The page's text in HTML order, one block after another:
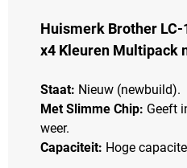
Huismerk Brother
x4 Kleuren Multipack
Staat: Nieuw (newbuild).
Met Slimme Chip: Geeft
weer.
Capaciteit: Hoge